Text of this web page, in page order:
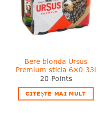
Bere blonda Ursus
Premium sticla 6×0.33l
20 Points
CITEȘTE MAI MULT